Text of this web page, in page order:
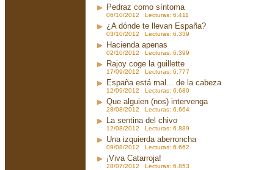
Pedraz como síntoma
06/10/2012 Lecturas: 6.411
¿A dónde te llevan España?
03/10/2012 Lecturas: 6.339
Hacienda apenas
02/10/2012 Lecturas: 6.399
Rajoy coge la guillette
17/09/2012 Lecturas: 6.777
España está mal... de la cabeza
12/09/2012 Lecturas: 6.680
Que alguien (nos) intervenga
28/08/2012 Lecturas: 6.664
La sentina del chivo
12/08/2012 Lecturas: 6.889
Una izquierda aberroncha
09/08/2012 Lecturas: 6.662
¡Viva Catarroja!
28/07/2012 Lecturas: 6.853